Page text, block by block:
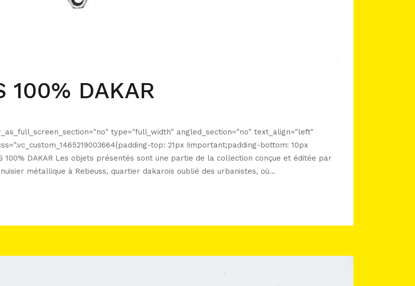
100% DAKAR
type="full_width" angled_section="no" text_align="left"
top: 21px !important;padding-bottom: 10px
100% DAKAR Les objets présentés sont une partie de la collection conçue et éditée par
métallique à Rebeuss, quartier dakarois oublié des urbanistes, où...